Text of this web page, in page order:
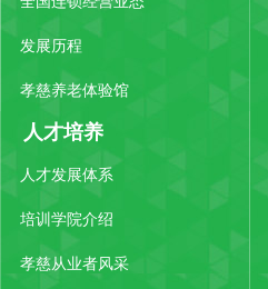
发展历程
孝慈养老体验馆
人才培养
人才发展体系
培训学院介绍
孝慈从业者风采